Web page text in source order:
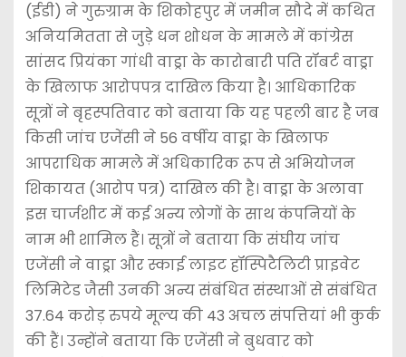
(ईडी) ने गुरुग्राम के शिकोहपुर में जमीन सौदे में कथित
अनियमितता से जुड़े धन शोधन के मामले में कांग्रेस
सांसद प्रियंका गांधी वाड्रा के कारोबारी पति रॉबर्ट वाड्रा
के खिलाफ आरोपपत्र दाखिल किया है। आधिकारिक
सूत्रों ने बृहस्पतिवार को बताया कि यह पहली बार है जब
किसी जांच एजेंसी ने 56 वर्षीय वाड्रा के खिलाफ
आपराधिक मामले में अधिकारिक रूप से अभियोजन
शिकायत (आरोप पत्र) दाखिल की है। वाड्रा के अलावा
इस चार्जशीट में कई अन्य लोगों के साथ कंपनियों के
नाम भी शामिल हैं। सूत्रों ने बताया कि संघीय जांच
एजेंसी ने वाड्रा और स्काई लाइट हॉस्पिटैलिटी प्राइवेट
लिमिटेड जैसी उनकी अन्य संबंधित संस्थाओं से संबंधित
37.64 करोड़ रुपये मूल्य की 43 अचल संपत्तियां भी कुर्क
की हैं। उन्होंने बताया कि एजेंसी ने बुधवार को